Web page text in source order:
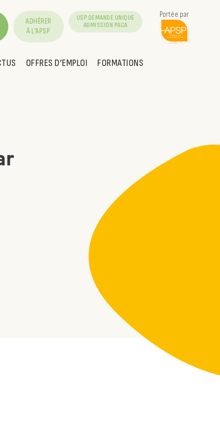
OFFRES D’EMPLOI FORMATIONS
ADHÉRER
À L’APSP
USP DEMANDE UNIQUE
ADMISSION PACA
Portée par